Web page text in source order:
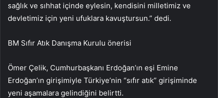
sağlık ve sıhhat içinde eylesin, kendisini milletimiz ve
devletimiz için yeni ufuklara kavuştursun.” dedi.
BM Sıfır Atık Danışma Kurulu önerisi
Ömer Çelik, Cumhurbaşkanı Erdoğan’ın eşi Emine
Erdoğan’ın girişimiyle Türkiye’nin “sıfır atık” girişiminde
yeni aşamalara gelindiğini belirtti.